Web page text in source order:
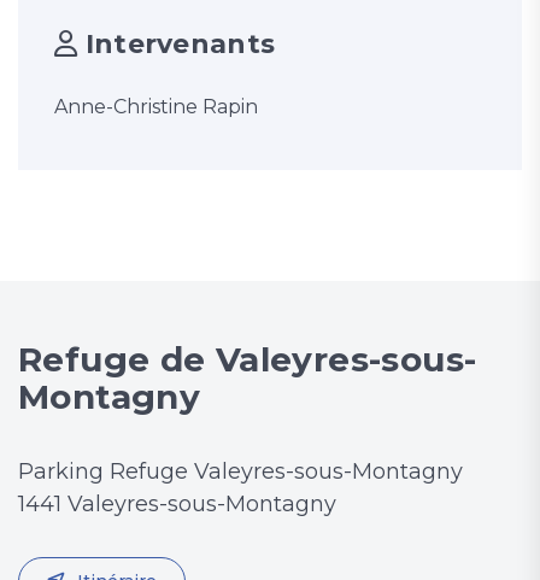
Intervenants
Anne-Christine Rapin
Refuge de Valeyres-sous-
Montagny
Parking Refuge Valeyres-sous-Montagny
1441 Valeyres-sous-Montagny